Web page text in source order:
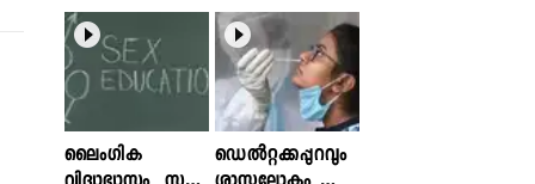
ലൈംഗിക
ഡെൽറ്റക്കപ്പുറവും